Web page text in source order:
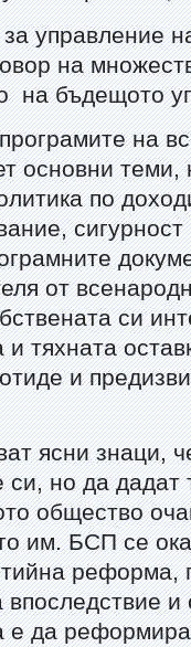
управление
на
на бъдещото
на
основни теми,
по
от
си
тяхната
и
ясни знаци,
но да дадат
общество
им. БСП се
реформа,
и
е да